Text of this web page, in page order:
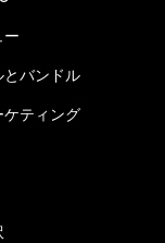
ー
とバンドル
ケティング